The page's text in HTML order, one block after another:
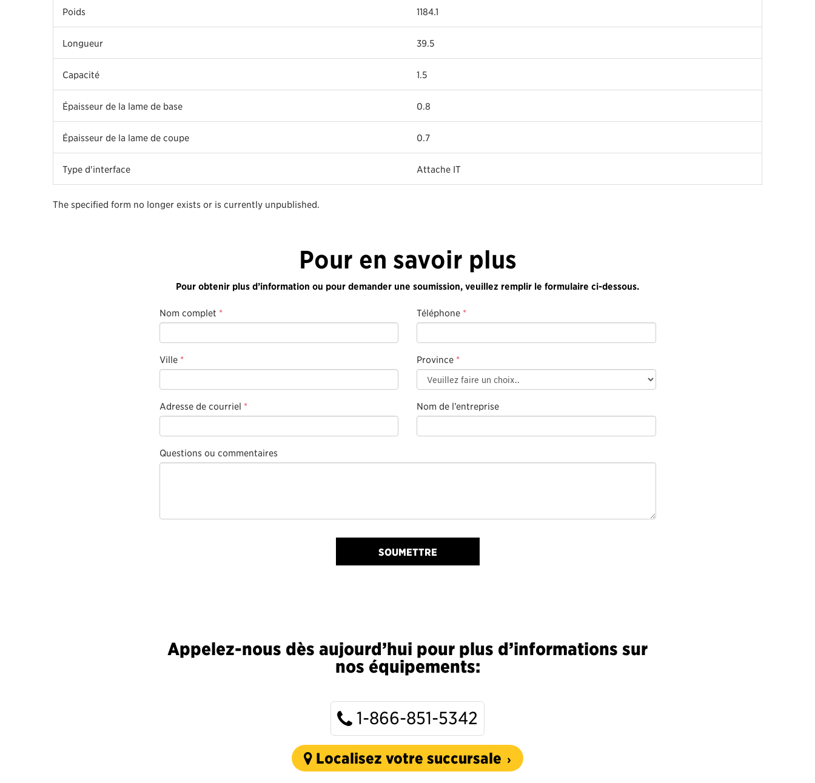
Poids 1184.1
Longueur 39.5
Capacité 1.5
Épaisseur de la lame de base 0.8
Épaisseur de la lame de coupe 0.7
Type d'interface Attache IT
The specified form no longer exists or is currently unpublished.
Pour en savoir plus
Pour obtenir plus d’information ou pour demander une soumission, veuillez remplir le formulaire ci-dessous.
Nom complet * Téléphone *
Ville * Province *
Adresse de courriel * Nom de l’entreprise
Questions ou commentaires
SOUMETTRE
Appelez-nous dès aujourd’hui pour plus d’informations sur
nos équipements:
1-866-851-5342
Localisez votre succursale